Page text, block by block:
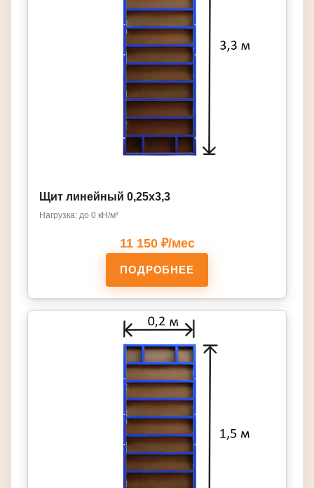
Щит линейный 0,25х3,3
Нагрузка: до 0 кН/м²
11 150 ₽/мес
ПОДРОБНЕЕ